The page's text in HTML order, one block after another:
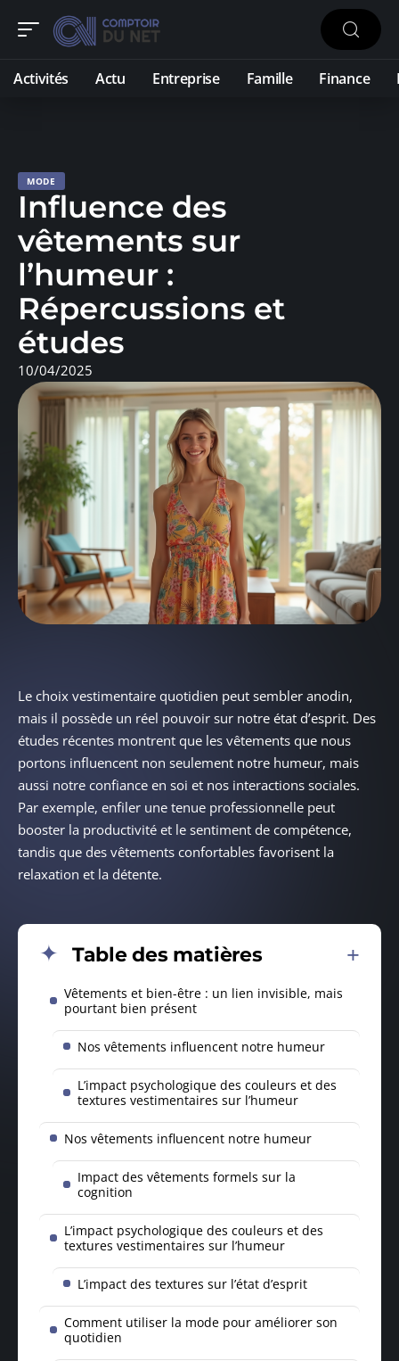
Activités Actu Entreprise Famille Finance
MODE
Influence des
vêtements sur
l’humeur :
Répercussions et
études
10/04/2025
Le choix vestimentaire quotidien peut sembler anodin,
mais il possède un réel pouvoir sur notre état d’esprit. Des
études récentes montrent que les vêtements que nous
portons influencent non seulement notre humeur, mais
aussi notre confiance en soi et nos interactions sociales.
Par exemple, enfiler une tenue professionnelle peut
booster la productivité et le sentiment de compétence,
tandis que des vêtements confortables favorisent la
relaxation et la détente.
Table des matières
Vêtements et bien-être : un lien invisible, mais
pourtant bien présent
Nos vêtements influencent notre humeur
L’impact psychologique des couleurs et des
textures vestimentaires sur l’humeur
Nos vêtements influencent notre humeur
Impact des vêtements formels sur la
cognition
L’impact psychologique des couleurs et des
textures vestimentaires sur l’humeur
L’impact des textures sur l’état d’esprit
Comment utiliser la mode pour améliorer son
quotidien